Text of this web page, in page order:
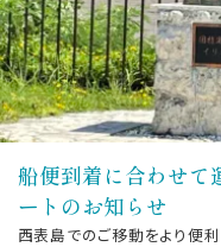
船便到着に合わせて
ートのお知らせ
西表島でのご移動をより便